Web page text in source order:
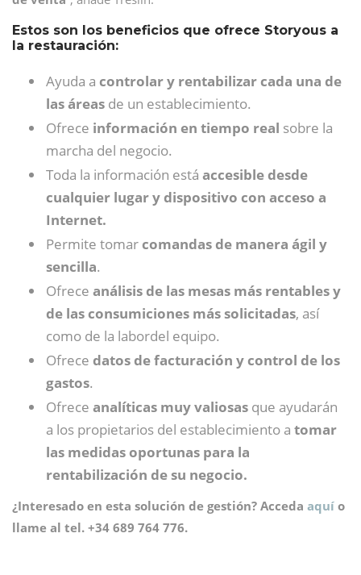
Estos son los beneficios que ofrece Storyous a
la restauración:
Ayuda a controlar y rentabilizar cada una de
las áreas de un establecimiento.
Ofrece información en tiempo real sobre la
marcha del negocio.
Toda la información está accesible desde
cualquier lugar y dispositivo con acceso a
Internet.
Permite tomarcomandas de manera ágil y
sencilla.
Ofrece análisis de las mesas más rentables y
de las consumiciones más solicitadas, así
como de la labordel equipo.
Ofrece datos de facturación y control de los
gastos.
Ofrece analíticas muy valiosas que ayudarán
a los propietarios del establecimiento a tomar
las medidas oportunas para la
rentabilización de su negocio.
¿Interesado en esta solución de gestión? Acceda aquí o
llame al tel. +34 689 764 776.